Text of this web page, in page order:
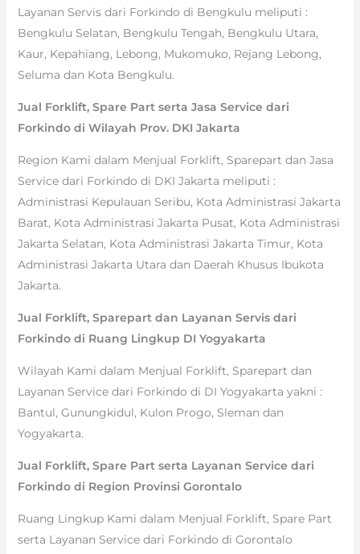
Layanan Servis dari Forkindo di Bengkulu meliputi :
Bengkulu Selatan, Bengkulu Tengah, Bengkulu Utara,
Kaur, Kepahiang, Lebong, Mukomuko, Rejang Lebong,
Seluma dan Kota Bengkulu.
Jual Forklift, Spare Part serta Jasa Service dari
Forkindo di Wilayah Prov. DKI Jakarta
Region Kami dalam Menjual Forklift, Sparepart dan Jasa
Service dari Forkindo di DKI Jakarta meliputi :
Administrasi Kepulauan Seribu, Kota Administrasi Jakarta
Barat, Kota Administrasi Jakarta Pusat, Kota Administrasi
Jakarta Selatan, Kota Administrasi Jakarta Timur, Kota
Administrasi Jakarta Utara dan Daerah Khusus Ibukota
Jakarta.
Jual Forklift, Sparepart dan Layanan Servis dari
Forkindo di Ruang Lingkup DI Yogyakarta
Wilayah Kami dalam Menjual Forklift, Sparepart dan
Layanan Service dari Forkindo di DI Yogyakarta yakni :
Bantul, Gunungkidul, Kulon Progo, Sleman dan
Yogyakarta.
Jual Forklift, Spare Part serta Layanan Service dari
Forkindo di Region Provinsi Gorontalo
Ruang Lingkup Kami dalam Menjual Forklift, Spare Part
serta Layanan Service dari Forkindo di Gorontalo